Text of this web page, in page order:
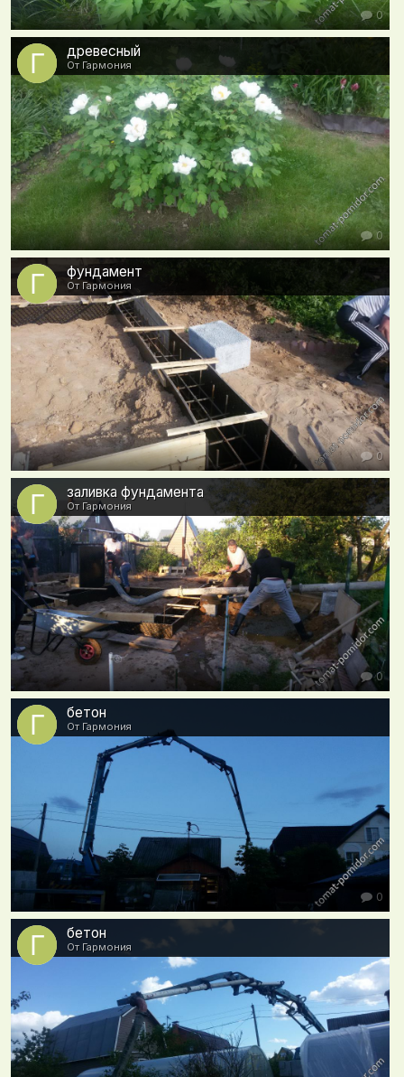
0
древесный
От Гармония
0
фундамент
От Гармония
0
заливка фундамента
От Гармония
0
бетон
От Гармония
0
бетон
От Гармония